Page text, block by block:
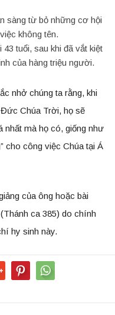
sàng từ bỏ những cơ hội
không tên.
tuổi, sau khi đã vắt kiệt
của hàng triệu người.
nhở chúng ta rằng, khi
Chúa Trời, họ sẽ
nhất mà họ có, giống như
cho công việc Chúa tại Á
của ông hoặc bài
(Thánh ca 385) do chính
hy sinh này.